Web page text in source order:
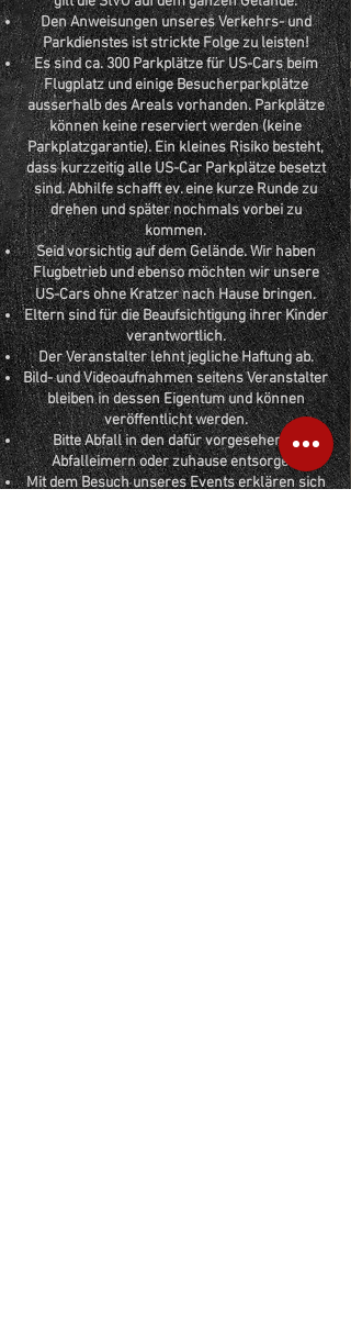
Den Anweisungen unseres Verkehrs- und
Parkdienstes ist strickte Folge zu leisten!
Es sind ca. 300 Parkplätze für US-Cars beim
Flugplatz und einige Besucherparkplätze
ausserhalb des Areals vorhanden. Parkplätze
können keine reserviert werden (keine
Parkplatzgarantie). Ein kleines Risiko besteht,
dass kurzzeitig alle US-Car Parkplätze besetzt
sind. Abhilfe schafft ev. eine kurze Runde zu
drehen und später nochmals vorbei zu
kommen.
Seid vorsichtig auf dem Gelände. Wir haben
Flugbetrieb und ebenso möchten wir unsere
US-Cars ohne Kratzer nach Hause bringen.
Eltern sind für die Beaufsichtigung ihrer Kinder
verantwortlich.
Der Veranstalter lehnt jegliche Haftung ab.
Bild- und Videoaufnahmen seitens Veranstalter
bleiben in dessen Eigentum und können
veröffentlicht werden.
Bitte Abfall in den dafür vorgesehenen
Abfalleimern oder zuhause entsorgen.
Mit dem Besuch unseres Events erklären sich